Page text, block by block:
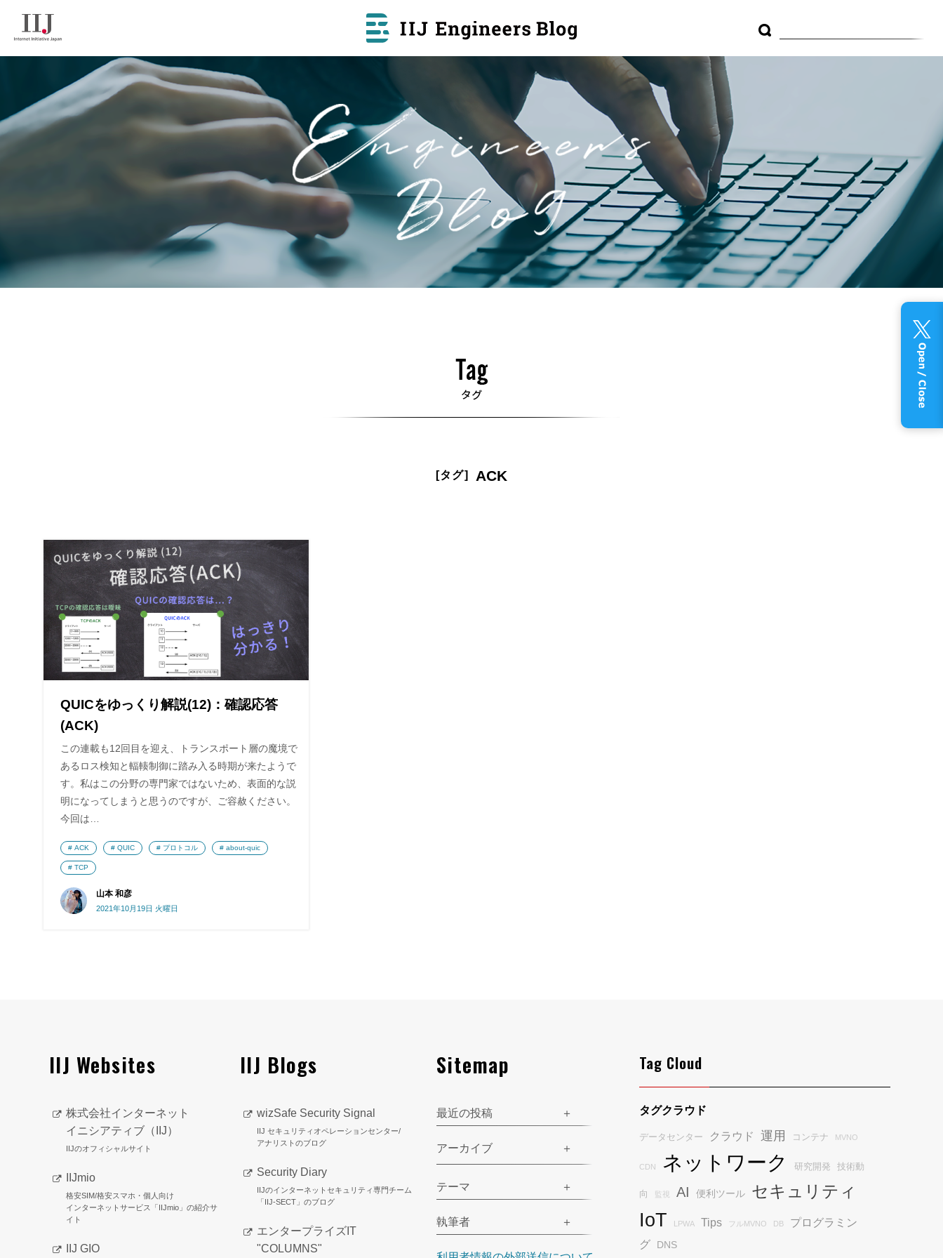
[タグ] ACK
QUICをゆっくり解説(12)：確認応答
(ACK)
この連載も12回目を迎え、トランスポート層の魔境で
あるロス検知と輻輳制御に踏み入る時期が来たようで
す。私はこの分野の専門家ではないため、表面的な説
明になってしまうと思うのですが、ご容赦ください。
今回は…
山本 和彦
2021年10月19日 火曜日
ACK QUIC プロトコル about-quic
TCP
IIJ Websites
株式会社インターネット
イニシアティブ（IIJ）
IIJのオフィシャルサイト
IIJmio
格安SIM/格安スマホ・個人向け
インターネットサービス「IIJmio」の紹介サ
イト
IIJ GIO
IIJ Blogs
wizSafe Security Signal
IIJ セキュリティオペレーションセンター/
アナリストのブログ
Security Diary
IIJのインターネットセキュリティ専門チーム
「IIJ-SECT」のブログ
エンタープライズIT
"COLUMNS"
Sitemap
最近の投稿
アーカイブ
テーマ
執筆者
Tag Cloud
タグクラウド
データセンター クラウド 運用 コンテナ MVNO
CDN ネットワーク 研究開発 技術動
向 監視 AI 便利ツール セキュリティ
IoT LPWA Tips フルMVNO DB
プログラミン
グ
DNS